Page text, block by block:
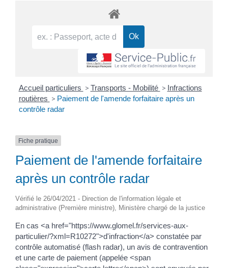
Accueil particuliers > Transports - Mobilité > Infractions
routières > Paiement de l'amende forfaitaire après un
contrôle radar
Fiche pratique
Paiement de l'amende forfaitaire
après un contrôle radar
Vérifié le 26/04/2021 - Direction de l'information légale et
administrative (Première ministre), Ministère chargé de la justice
En cas <a href="https://www.glomel.fr/services-aux-
particulier/?xml=R10272">d'infraction</a> constatée par
contrôle automatisé (flash radar), un avis de contravention
et une carte de paiement (appelée <span